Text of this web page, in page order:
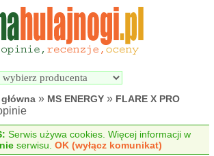
Wyszukiwarka
elektrycznych
» MS ENERGY » FLARE X PRO
Serwis używa cookies. Więcej informacji w
serwisu.OK (wyłącz komunikat)